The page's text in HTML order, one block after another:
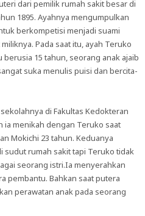
dari pemilik rumah sakit besar di
1895. Ayahnya mengumpulkan
berkompetisi menjadi suami
Pada saat itu, ayah Teruko
15 tahun, seorang anak ajaib
suka menulis puisi dan bercita-
di Fakultas Kedokteran
ia menikah dengan Teruko saat
Mokichi 23 tahun. Keduanya
rumah sakit tapi Teruko tidak
seorang istri.Ia menyerahkan
pembantu. Bahkan saat putera
perawatan anak pada seorang